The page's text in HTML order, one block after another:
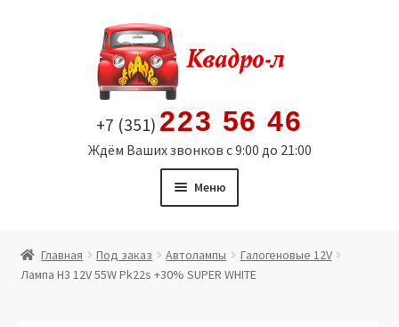
содержимому
+7 (351) 223 56 46
Ждём Ваших звонков с 9:00 до 21:00
Меню
Витрина
Главная Под заказ Автолампы
Галогеновые 12V
Лампа H3 12V 55W Pk22s +30% SUPER WHITE